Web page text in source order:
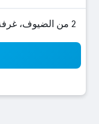
2 من الضيوف، غرفة واحدة